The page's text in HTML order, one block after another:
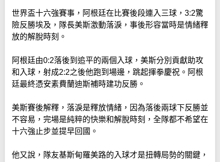
世界盃十六強賽事，阿根廷在比賽後段連入三球，3:2驚
險反勝埃及，隊長美斯激動落淚，事後形容當時是情緒釋
放的解脫時刻。
阿根廷由0:2落後到追平的兩個入球，美斯分別貢獻助攻
和入球，射成2:2之後他跑到場邊，跳起揮拳慶祝。阿根
廷最終憑安素費蘭迪斯補時建功反勝。
美斯賽後解釋，落淚是釋放情緒，因為落後兩球下反勝並
不容易，完場是純粹的快樂和解脫時刻，全隊都不希望在
十六強止步並提早回國。
他又說，隊友基斯甸羅美路的入球才是扭轉局勢的關鍵，